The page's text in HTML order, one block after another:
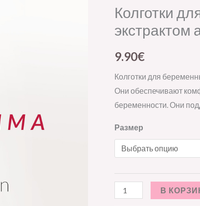
Колготки
экстрактом
9.90€
Колготки для
Они обеспечивают
беременности. Они
Размер
sukkpüksid
Aloe
ekstraktiga,
100den
В